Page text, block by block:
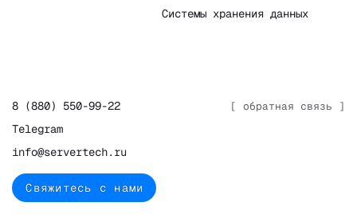
Системы хранения данных
[ обратная связь ]
8 (880) 550-99-22
Telegram
info@servertech.ru
Свяжитесь с нами